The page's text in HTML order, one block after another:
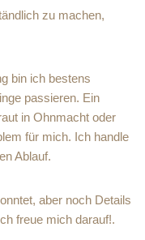
zu machen,
bin ich bestens
passieren. Ein
in Ohnmacht oder
für mich. Ich handle
Ablauf.
aber noch Details
freue mich darauf!.